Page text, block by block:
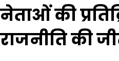
नेताओं की
राजनीति की